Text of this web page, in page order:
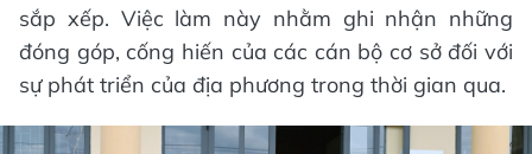
sắp xếp. Việc làm này nhằm ghi nhận những
đóng góp, cống hiến của các cán bộ cơ sở đối với
sự phát triển của địa phương trong thời gian qua.